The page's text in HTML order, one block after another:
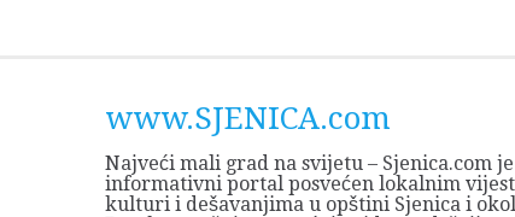
www.SJENICA.com
Najveći mali grad na svijetu – Sjenica.com je
informativni portal posvećen lokalnim
kulturi i dešavanjima u opštini Sjenica i